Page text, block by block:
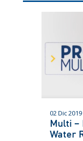
02 Dic 2019
Multi –
Water